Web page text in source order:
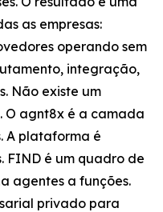
as empresas:
operando sem
integração,
Não existe um
O agnt8x é a camada
A plataforma é
FIND é um quadro de
agentes a funções.
privado para